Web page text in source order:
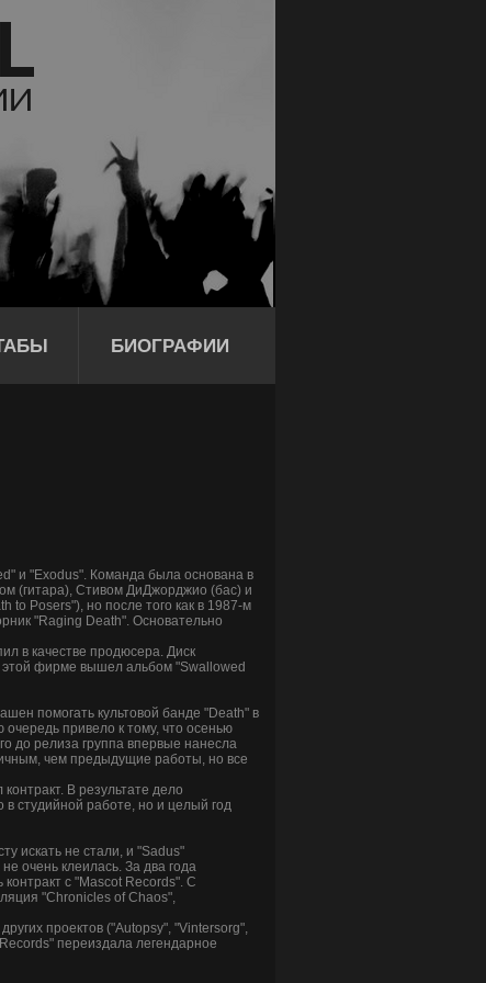
БИОГРАФИИ
и "Exodus". Команда была основана в
(гитара), Стивом ДиДжорджио (бас) и
to Posers"), но после того как в 1987-м
"Raging Death". Основательно
в качестве продюсера. Диск
этой фирме вышел альбом "Swallowed
помогать культовой банде "Death" в
привело к тому, что осенью
до релиза группа впервые нанесла
чем предыдущие работы, но все
В результате дело
студийной работе, но и целый год
искать не стали, и "Sadus"
очень клеилась. За два года
с "Mascot Records". С
"Chronicles of Chaos",
проектов ("Autopsy", "Vintersorg",
переиздала легендарное